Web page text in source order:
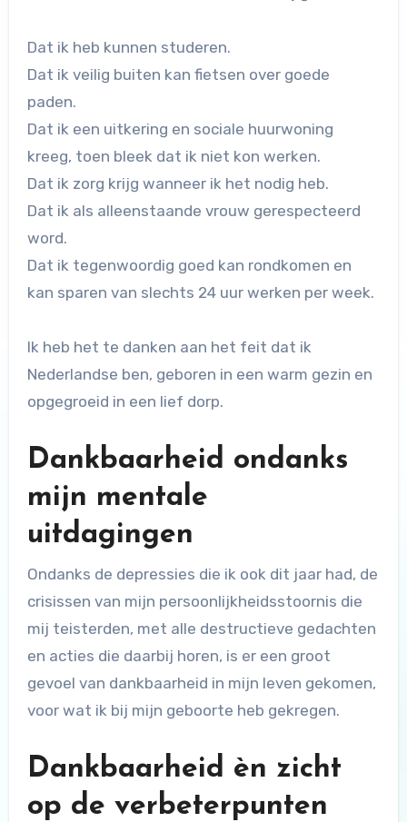
Dat ik heb kunnen studeren.
Dat ik veilig buiten kan fietsen over goede
paden.
Dat ik een uitkering en sociale huurwoning
kreeg, toen bleek dat ik niet kon werken.
Dat ik zorg krijg wanneer ik het nodig heb.
Dat ik als alleenstaande vrouw gerespecteerd
word.
Dat ik tegenwoordig goed kan rondkomen en
kan sparen van slechts 24 uur werken per week.
Ik heb het te danken aan het feit dat ik
Nederlandse ben, geboren in een warm gezin en
opgegroeid in een lief dorp.
Dankbaarheid ondanks
mijn mentale
uitdagingen
Ondanks de depressies die ik ook dit jaar had, de
crisissen van mijn persoonlijkheidsstoornis die
mij teisterden, met alle destructieve gedachten
en acties die daarbij horen, is er een groot
gevoel van dankbaarheid in mijn leven gekomen,
voor wat ik bij mijn geboorte heb gekregen.
Dankbaarheid èn zicht
op de verbeterpunten